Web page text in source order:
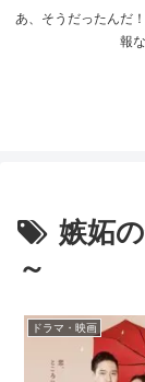
あ、そうだったんだ
報
嫉妬
～
ドラマ・映画